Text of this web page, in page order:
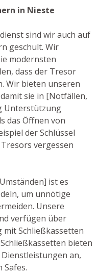
in Nieste
sind wir auch auf
geschult. Wir
modernsten
dass der Tresor
Wir bieten unseren
sie in [Notfällen,
Unterstützung
das Öffnen von
der Schlüssel
vergessen
ist es
um unnötige
Unsere
verfügen über
Schließkassetten
bieten
an,
Safes.